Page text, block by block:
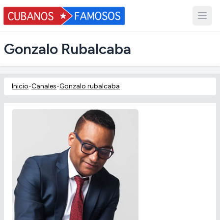
Gonzalo Rubalcaba
Inicio-Canales-Gonzalo rubalcaba